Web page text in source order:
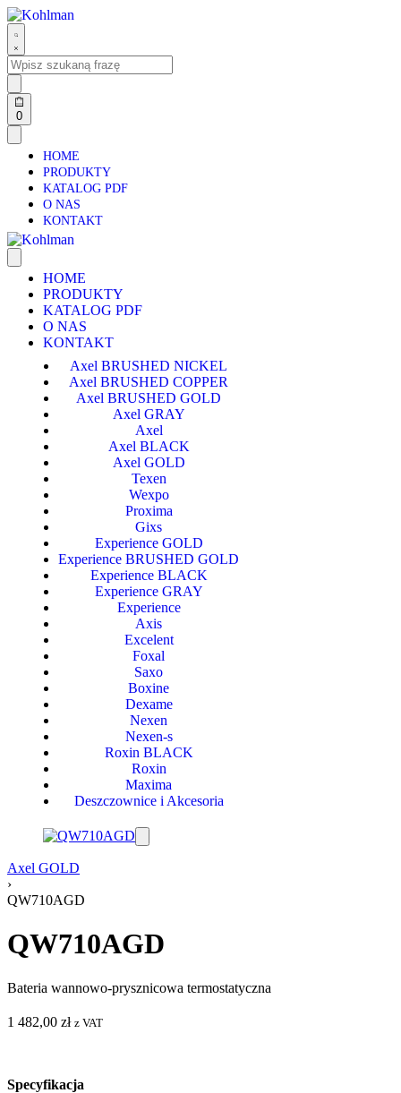
0
HOME
PRODUKTY
KATALOG PDF
O NAS
KONTAKT
HOME
PRODUKTY
KATALOG PDF
O NAS
KONTAKT
Axel BRUSHED NICKEL
Axel BRUSHED COPPER
Axel BRUSHED GOLD
Axel GRAY
Axel
Axel BLACK
Axel GOLD
Texen
Wexpo
Proxima
Gixs
Experience GOLD
Experience BRUSHED GOLD
Experience BLACK
Experience GRAY
Experience
Axis
Excelent
Foxal
Saxo
Boxine
Dexame
Nexen
Nexen-s
Roxin BLACK
Roxin
Maxima
Deszczownice i Akcesoria
Axel GOLD
›
QW710AGD
QW710AGD
Bateria wannowo-prysznicowa termostatyczna
1 482,00 zł z VAT
Specyfikacja